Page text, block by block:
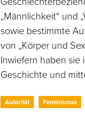
„Männlichkeit“ und
sowie bestimmte
von „Körper und
Inwiefern haben sie
Geschichte und
Autorität
Feminismus